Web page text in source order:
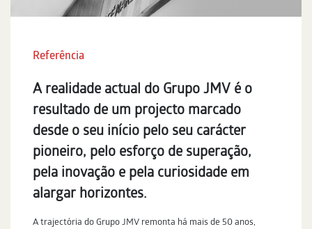
Referência
A realidade actual do Grupo JMV é o
resultado de um projecto marcado
desde o seu início pelo seu carácter
pioneiro, pelo esforço de superação,
pela inovação e pela curiosidade em
alargar horizontes.
A trajectória do Grupo JMV remonta há mais de 50 anos,